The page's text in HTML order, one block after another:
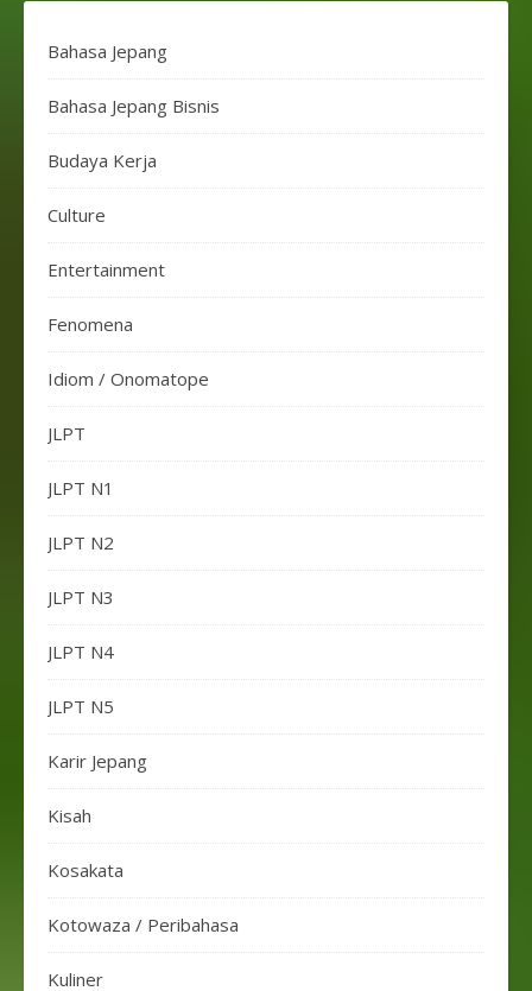
Bahasa Jepang
Bahasa Jepang Bisnis
Budaya Kerja
Culture
Entertainment
Fenomena
Idiom / Onomatope
JLPT
JLPT N1
JLPT N2
JLPT N3
JLPT N4
JLPT N5
Karir Jepang
Kisah
Kosakata
Kotowaza / Peribahasa
Kuliner